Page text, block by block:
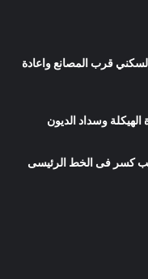
قرب المصانع واعادة
وسداد الديون
كسر فى الخط الرئيسى